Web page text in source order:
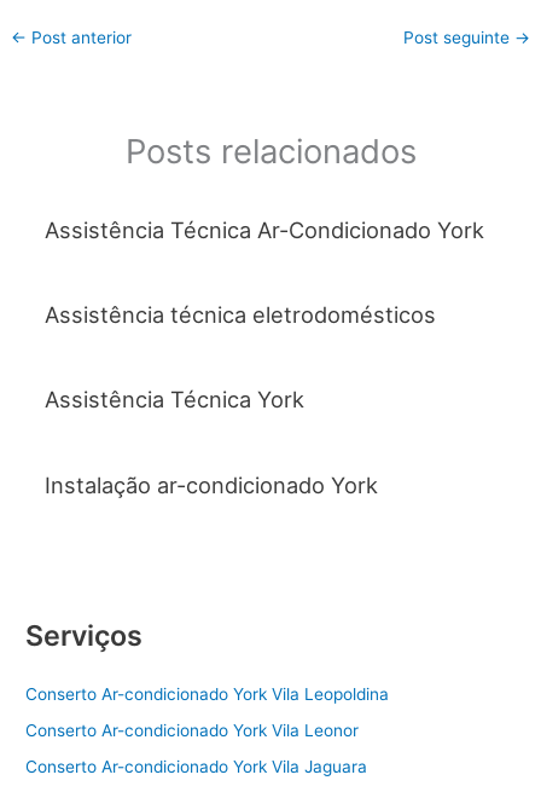
c
k
itt
p
p
← Post anterior Post seguinte →
Posts relacionados
Assistência Técnica Ar-Condicionado York
Assistência técnica eletrodomésticos
Assistência Técnica York
Instalação ar-condicionado York
Serviços
Conserto Ar-condicionado York Vila Leopoldina
Conserto Ar-condicionado York Vila Leonor
Conserto Ar-condicionado York Vila Jaguara